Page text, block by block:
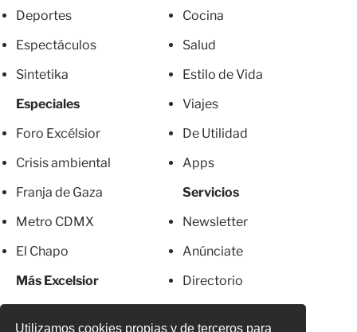
Utilizamos cookies propias y de terceros para
Deportes
Espectáculos
Sintetika
Especiales
Foro Excélsior
Crisis ambiental
Franja de Gaza
Metro CDMX
El Chapo
Más Excelsior
Cocina
Salud
Estilo de Vida
Viajes
De Utilidad
Apps
Servicios
Newsletter
Anúnciate
Directorio